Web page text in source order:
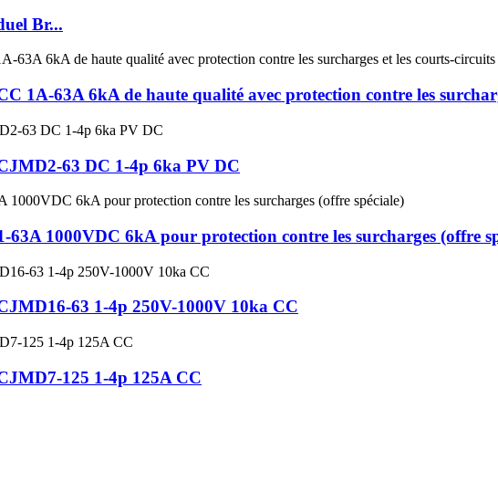
Br...
1A-63A 6kA de haute qualité avec protection contre les
63 DC 1-4p 6ka PV DC
1000VDC 6kA pour protection contre les surcharges (offre
63 1-4p 250V-1000V 10ka CC
125 1-4p 125A CC